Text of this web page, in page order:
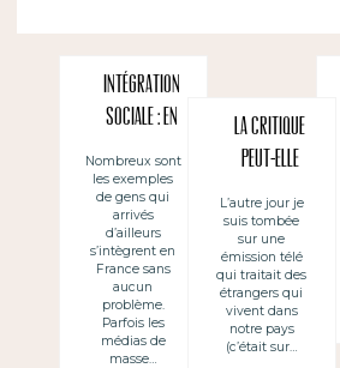
Intégration
sociale : en
France ou
ailleurs
Nombreux sont
les exemples
de gens qui
arrivés
d’ailleurs
s’intègrent en
France sans
aucun
problème.
Parfois les
médias de
masse…
La critique
peut-elle
sortir de la
bouche d’un
étranger ?
L’autre jour je
suis tombée
sur une
émission télé
qui traitait des
étrangers qui
vivent dans
notre pays
(c’était sur…